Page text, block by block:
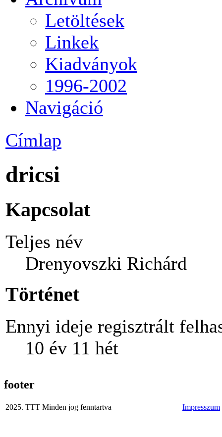
Letöltések
Linkek
Kiadványok
1996-2002
Navigáció
Címlap
dricsi
Kapcsolat
Teljes név
Drenyovszki Richárd
Történet
Ennyi ideje regisztrált
10 év 11 hét
footer
2025. TTT Minden jog fenntartva Impresszum